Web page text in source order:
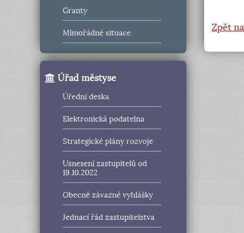
Granty
Mimořádné situace
Úřad městyse
Úřední deska
Elektronická podatelna
Strategické plány rozvoje
Usnesení zastupitelů od
19.10.2022
Obecně závazné vyhlášky
Jednací řád zastupitelstva
Zpět